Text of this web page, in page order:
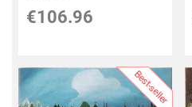
€106.96
Best-seller